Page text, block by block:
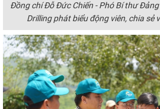
Đồng chí Đỗ Đức Chiến - Phó Bí thư
Drilling phát biểu động viên, chia sẻ